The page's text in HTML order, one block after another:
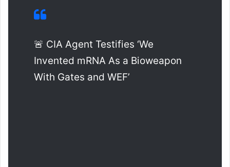
🚨 CIA Agent Testifies ‘We
Invented mRNA As a Bioweapon
With Gates and WEF’